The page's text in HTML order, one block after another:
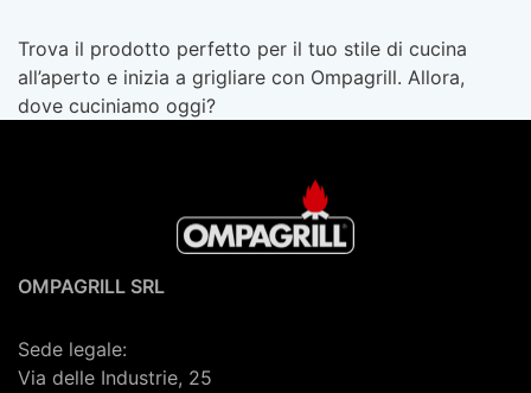
Trova il prodotto perfetto per il tuo stile di cucina
all’aperto e inizia a grigliare con Ompagrill. Allora,
dove cuciniamo oggi?
OMPAGRILL SRL
Sede legale:
Via delle Industrie, 25